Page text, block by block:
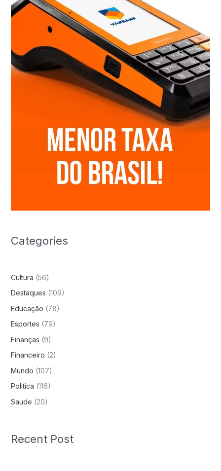
Categories
Cultura (56)
Destaques (109)
Educação (78)
Esportes (79)
Finanças (9)
Financeiro (2)
Mundo (107)
Politica (116)
Saude (20)
Recent Post